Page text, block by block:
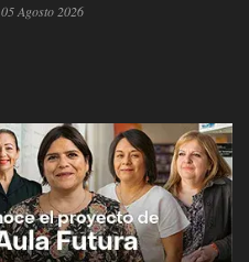
05 Agosto 2026